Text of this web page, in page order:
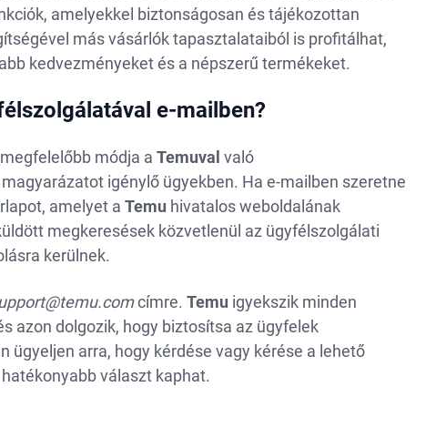
amelyekkel biztonságosan és tájékozottan
más vásárlók tapasztalataiból is profitálhat,
kedvezményeket és a népszerű termékeket.
e-mailben?
módja a Temuval való
igénylő ügyekben. Ha e-mailben szeretne
amelyet a Temu hivatalos weboldalának
megkeresések közvetlenül az ügyfélszolgálati
kerülnek.
címre. Temu igyekszik minden
azon dolgozik, hogy biztosítsa az ügyfelek
arra, hogy kérdése vagy kérése a lehető
választ kaphat.